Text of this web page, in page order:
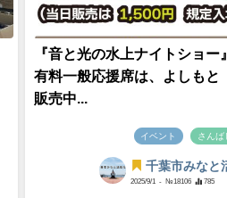
『音と光の水上ナイトショ
有料一般応援席は、よしもと
販売中...
イベント さんば
千葉市みなと
2025/9/1 - №18106 785